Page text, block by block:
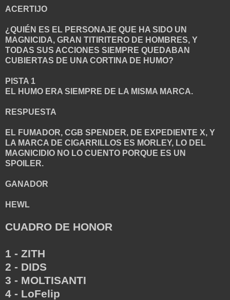
ACERTIJO
¿QUIÉN ES EL PERSONAJE QUE HA SIDO UN
MAGNICIDA, GRAN TITIRITERO DE HOMBRES, Y
TODAS SUS ACCIONES SIEMPRE QUEDABAN
CUBIERTAS DE UNA CORTINA DE HUMO?
PISTA 1
EL HUMO ERA SIEMPRE DE LA MISMA MARCA.
RESPUESTA
EL FUMADOR, CGB SPENDER, DE EXPEDIENTE X, Y
LA MARCA DE CIGARRILLOS ES MORLEY, LO DEL
MAGNICIDIO NO LO CUENTO PORQUE ES UN
SPOILER.
GANADOR
HEWL
CUADRO DE HONOR
1 - ZITH
2 - DIDS
3 - MOLTISANTI
4 - LoFelip